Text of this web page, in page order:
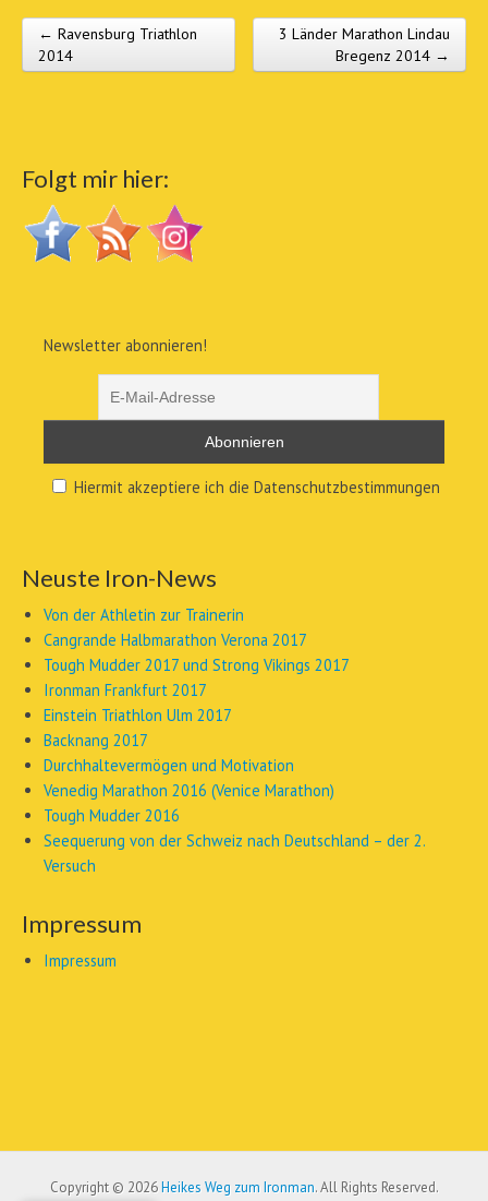
Post navigation
← Ravensburg Triathlon
2014
3 Länder Marathon Lindau
Bregenz 2014 →
Folgt mir hier:
Newsletter abonnieren!
Hiermit akzeptiere ich die Datenschutzbestimmungen
Neuste Iron-News
Von der Athletin zur Trainerin
Cangrande Halbmarathon Verona 2017
Tough Mudder 2017 und Strong Vikings 2017
Ironman Frankfurt 2017
Einstein Triathlon Ulm 2017
Backnang 2017
Durchhaltevermögen und Motivation
Venedig Marathon 2016 (Venice Marathon)
Tough Mudder 2016
Seequerung von der Schweiz nach Deutschland – der 2.
Versuch
Impressum
Impressum
Copyright © 2026Heikes Weg zum Ironman. All Rights Reserved.